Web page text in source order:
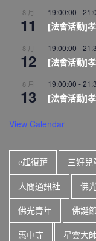
8 月
11
19:00:00 -
[法會活動]
8 月
12
19:00:00 -
[法會活動]
8 月
13
19:00:00 -
[法會活動]
View Calendar
e起復蔬 三好兒
人間通訊社 佛
佛光青年 佛誕
惠中寺 星雲大